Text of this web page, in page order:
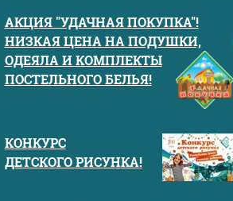
АКЦИЯ "УДАЧНАЯ ПОКУПКА"!
НИЗКАЯ ЦЕНА НА ПОДУШКИ,
ОДЕЯЛА И КОМПЛЕКТЫ
ПОСТЕЛЬНОГО БЕЛЬЯ!
КОНКУРС
ДЕТСКОГО РИСУНКА!